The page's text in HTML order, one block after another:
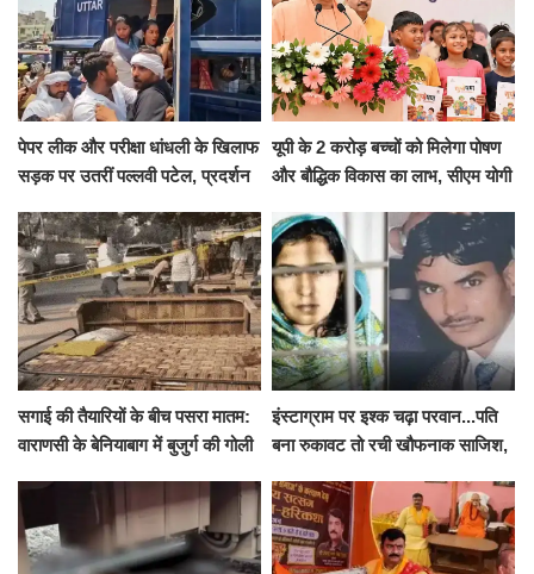
पेपर लीक और परीक्षा धांधली के खिलाफ
सड़क पर उतरीं पल्लवी पटेल, प्रदर्शन
यूपी के 2 करोड़ बच्चों को मिलेगा पोषण
और बौद्धिक विकास का लाभ, सीएम योगी
सगाई की तैयारियों के बीच पसरा मातम:
वाराणसी के बेनियाबाग में बुजुर्ग की गोली
इंस्टाग्राम पर इश्क चढ़ा परवान...पति
बना रुकावट तो रची खौफनाक साजिश,
के घाट